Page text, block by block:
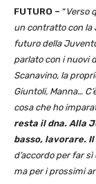
FUTURO – “Verso
un contratto con la
futuro della
parlato con i nuovi
Scanavino, la
Giuntoli, Manna…
cosa che ho
resta il dna. Alla
basso, lavorare.
d’accordo per far
ma per i prossimi